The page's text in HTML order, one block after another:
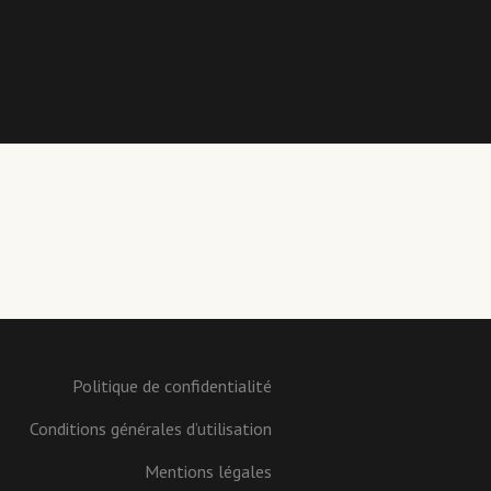
Politique de confidentialité
Conditions générales d’utilisation
Mentions légales